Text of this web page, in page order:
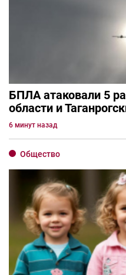
БПЛА атаковали 5
области и
6 минут назад
Общество